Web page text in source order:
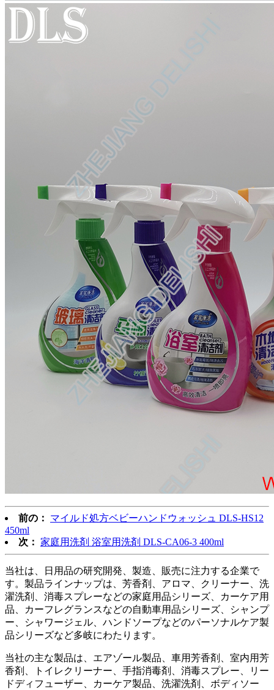
前の：
マイルド処方ベビーハンドウォッシュ DLS-HS12
450ml
次： 家庭用洗剤 浴室用洗剤 DLS-CA06-3 400ml
当社は、日用品の研究開発、製造、販売に注力する企業で
す。製品ラインナップは、芳香剤、アロマ、クリーナー、洗
濯洗剤、消毒スプレーなどの家庭用品シリーズ、カーケア用
品、カーフレグランスなどの自動車用品シリーズ、シャンプ
ー、シャワージェル、ハンドソープなどのパーソナルケア製
品シリーズなど多岐にわたります。
当社の主な製品は、エアゾール製品、車用芳香剤、室内用芳
香剤、トイレクリーナー、手指消毒剤、消毒スプレー、リー
ドディフューザー、カーケア製品、洗濯洗剤、ボディソー